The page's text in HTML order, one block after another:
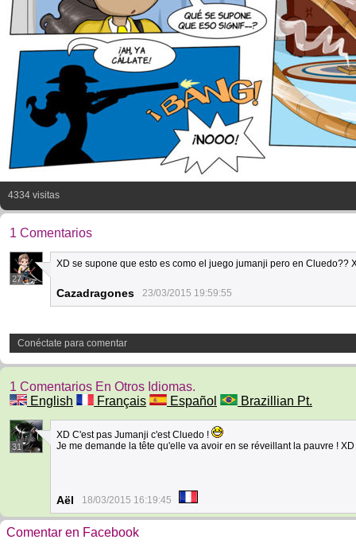
4334 visitas
1 Comentarios
27
XD se supone que esto es como el juego jumanji pero en Cluedo??
Cazadragones 23/03/2015 19:59:55
Conéctate para comentar
1 Comentarios En Otros Idiomas.
English
Français Español Brazillian Pt.
31
XD C'est pas Jumanji c'est Cluedo !
Je me demande la tête qu'elle va avoir en se réveillant la pauvre ! XD
Aël 18/03/2015 16:19:45
Comentar en Facebook